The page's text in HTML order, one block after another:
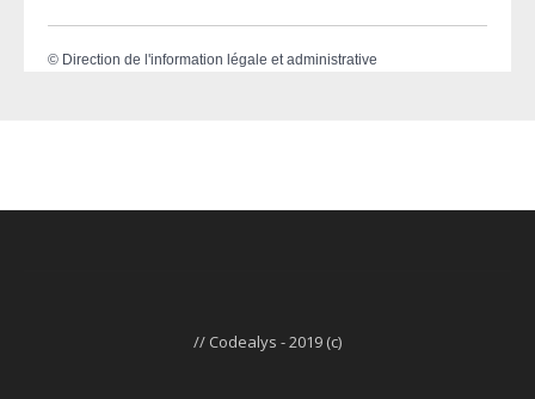
© Direction de l'information légale et administrative
// Codealys - 2019 (c)